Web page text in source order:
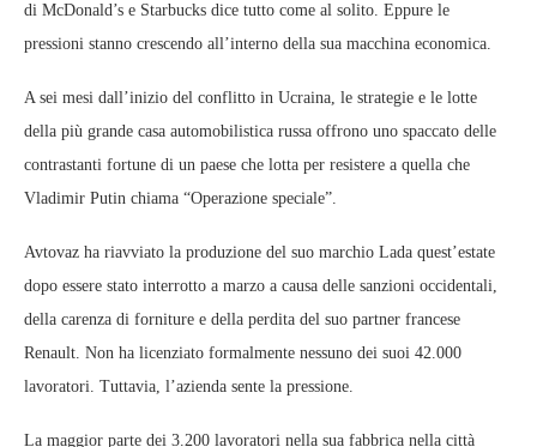
di McDonald’s e Starbucks dice tutto come al solito. Eppure le
pressioni stanno crescendo all’interno della sua macchina economica.
A sei mesi dall’inizio del conflitto in Ucraina, le strategie e le lotte
della più grande casa automobilistica russa offrono uno spaccato delle
contrastanti fortune di un paese che lotta per resistere a quella che
Vladimir Putin chiama “Operazione speciale”.
Avtovaz ha riavviato la produzione del suo marchio Lada quest’estate
dopo essere stato interrotto a marzo a causa delle sanzioni occidentali,
della carenza di forniture e della perdita del suo partner francese
Renault. Non ha licenziato formalmente nessuno dei suoi 42.000
lavoratori. Tuttavia, l’azienda sente la pressione.
La maggior parte dei 3.200 lavoratori nella sua fabbrica nella città